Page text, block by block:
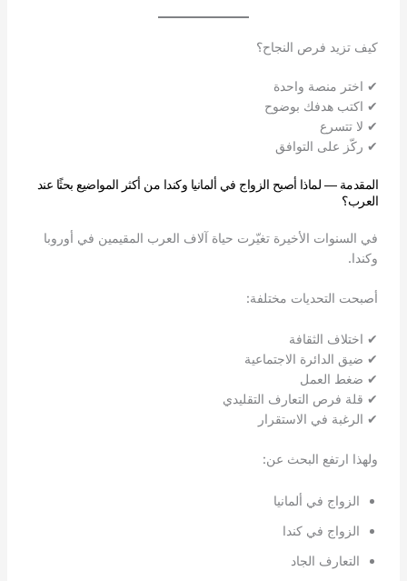
كيف تزيد فرص النجاح؟
✔ اختر منصة واحدة
✔ اكتب هدفك بوضوح
✔ لا تتسرع
✔ ركّز على التوافق
المقدمة — لماذا أصبح الزواج في ألمانيا وكندا من أكثر المواضيع بحثًا عند
العرب؟
في السنوات الأخيرة تغيّرت حياة آلاف العرب المقيمين في أوروبا
وكندا.
أصبحت التحديات مختلفة:
✔ اختلاف الثقافة
✔ ضيق الدائرة الاجتماعية
✔ ضغط العمل
✔ قلة فرص التعارف التقليدي
✔ الرغبة في الاستقرار
ولهذا ارتفع البحث عن:
الزواج في ألمانيا
الزواج في كندا
التعارف الجاد